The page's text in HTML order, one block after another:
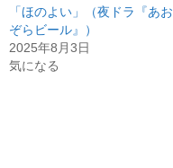
「ほのよい」（夜ドラ『あお
ぞらビール』）
2025年8月3日
気になる